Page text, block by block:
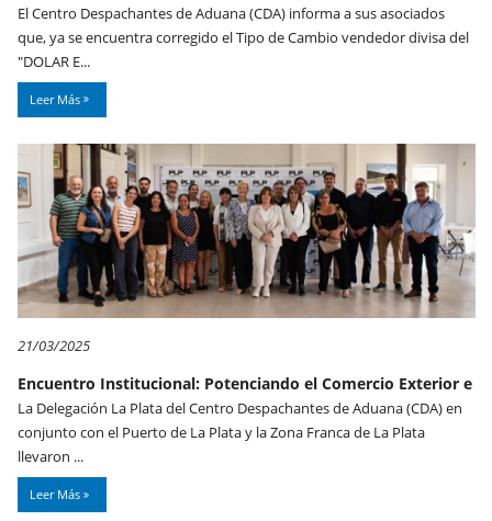
El Centro Despachantes de Aduana (CDA) informa a sus asociados
que, ya se encuentra corregido el Tipo de Cambio vendedor divisa del
"DOLAR E...
Leer Más
21/03/2025
Encuentro Institucional: Potenciando el Comercio Exterior e
La Delegación La Plata del Centro Despachantes de Aduana (CDA) en
conjunto con el Puerto de La Plata y la Zona Franca de La Plata
llevaron ...
Leer Más